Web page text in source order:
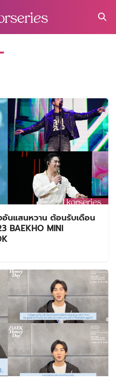
อันแสนหวาน ต้อนรับเดือน
BAEKHO MINI